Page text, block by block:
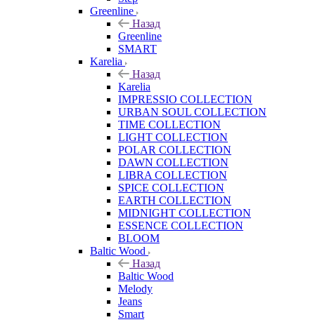
Greenline
Назад
Greenline
SMART
Karelia
Назад
Karelia
IMPRESSIO COLLECTION
URBAN SOUL COLLECTION
TIME COLLECTION
LIGHT COLLECTION
POLAR COLLECTION
DAWN COLLECTION
LIBRA COLLECTION
SPICE COLLECTION
EARTH COLLECTION
MIDNIGHT COLLECTION
ESSENCE COLLECTION
BLOOM
Baltic Wood
Назад
Baltic Wood
Melody
Jeans
Smart